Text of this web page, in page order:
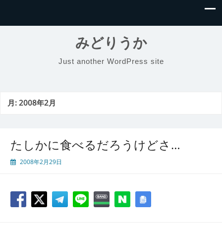
みどりうか
Just another WordPress site
月:2008年2月
たしかに食べるだろうけどさ…
2008年2月29日